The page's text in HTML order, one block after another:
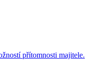
přítomnosti majitele.